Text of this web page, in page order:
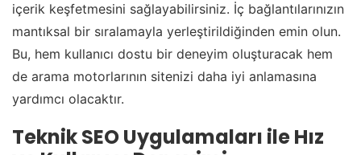
içerik keşfetmesini sağlayabilirsiniz. İç bağlantılarınızın
mantıksal bir sıralamayla yerleştirildiğinden emin olun.
Bu, hem kullanıcı dostu bir deneyim oluşturacak hem
de arama motorlarının sitenizi daha iyi anlamasına
yardımcı olacaktır.
Teknik SEO Uygulamaları ile Hız